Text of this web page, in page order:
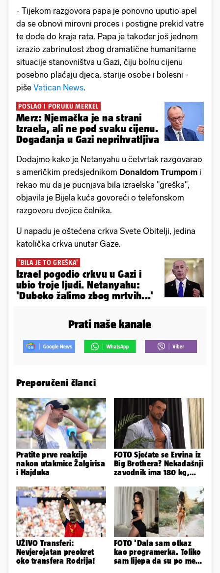
- Tijekom razgovora papa je ponovno uputio apel
da se obnovi mirovni proces i postigne prekid vatre
te dođe do kraja rata. Papa je također još jednom
izrazio zabrinutost zbog dramatične humanitarne
situacije stanovništva u Gazi, čiju bolnu cijenu
posebno plaćaju djeca, starije osobe i bolesni -
piše Vatican News.
POSLAO I PORUKU MERKEL
Merz: Njemačka je na strani
Izraela, ali ne pod svaku cijenu.
Događanja u Gazi neprihvatljiva
Dodajmo kako je Netanyahu u četvrtak razgovarao
s američkim predsjednikom Donaldom Trumpom i
rekao mu da je pucnjava bila izraelska "greška",
objavila je Bijela kuća govoreći o telefonskom
razgovoru dvojice čelnika.
U napadu je oštećena crkva Svete Obitelji, jedina
katolička crkva unutar Gaze.
'BILA JE TO GREŠKA'
Izrael pogodio crkvu u Gazi i
ubio troje ljudi. Netanyahu:
'Duboko žalimo zbog mrtvih...'
Prati naše kanale
Preporučeni članci
Pratite prve reakcije
nakon utakmice Žalgirisa
i Hajduka
FOTO Sjećate se Ervina iz
Big Brothera? Nekadašnji
zavodnik ima 180 kg,
UŽIVO Transferi:
Nevjerojatan preokret
oko transfera Rodrija!
FOTO 'Dala sam otkaz
kao programerka. Toliko
sam lijepa da su po meni